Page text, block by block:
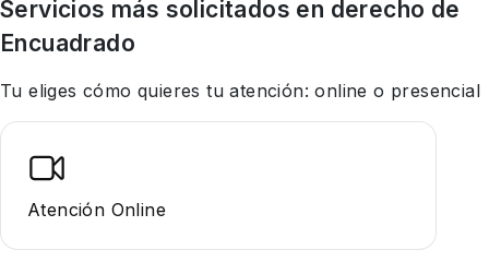
Servicios más solicitados en derecho de
Encuadrado
Tu eliges cómo quieres tu atención: online o presencial
Atención Online